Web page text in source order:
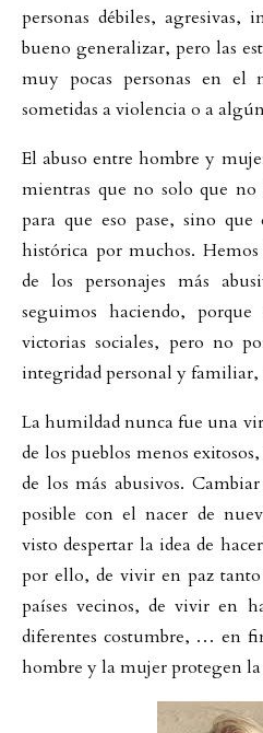
personas débiles, agresivas,
bueno generalizar, pero las
muy pocas personas en el
sometidas a violencia o a
El abuso entre hombre y
mientras que no solo que
para que eso pase, sino
histórica por muchos.
de los personajes más
seguimos haciendo,
victorias sociales, pero no
integridad personal y familiar,
La humildad nunca fue una
de los pueblos menos
de los más abusivos.
posible con el nacer de
visto despertar la idea de
por ello, de vivir en paz tanto
países vecinos, de vivir en
diferentes costumbre, … en
hombre y la mujer protegen